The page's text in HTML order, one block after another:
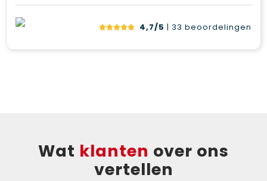
4,7/5 | 33 beoordelingen
Wat klanten over ons
vertellen